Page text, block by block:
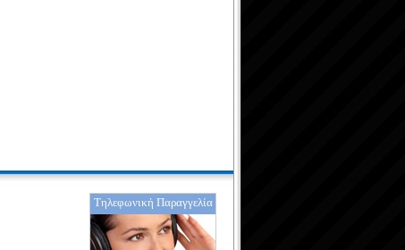
Τηλεφωνική Παραγγελία